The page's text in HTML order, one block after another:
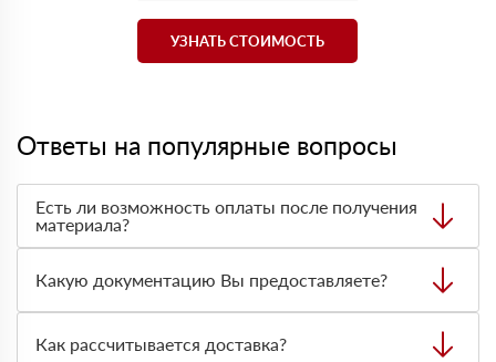
УЗНАТЬ СТОИМОСТЬ
Ответы на популярные вопросы
Есть ли возможность оплаты после получения
материала?
оплата по факту получения товара. При этом, если
доставленный товар был ненадлежащего качества, то
Вы вправе от него отказаться.
Какую документацию Вы предоставляете?
сертификаты и паспорта качества, а также товарно-
Как рассчитывается доставка?